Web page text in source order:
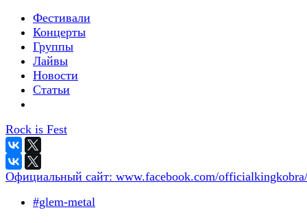
Фестивали
Концерты
Группы
Лайвы
Новости
Статьи
Rock is Fest
Официальный сайт: www.facebook.com/officialkingkobra/
#glem-metal